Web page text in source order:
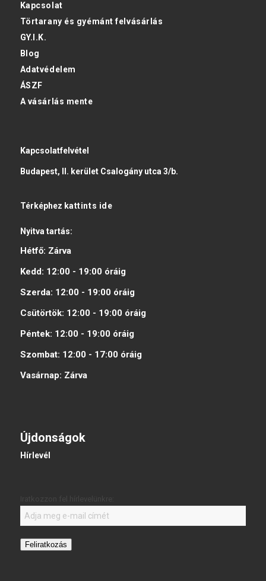
Kapcsolat
Törtarany és gyémánt felvásárlás
GY.I.K.
Blog
Adatvédelem
ÁSZF
A vásárlás mente
Kapcsolatfelvétel
Budapest, II. kerület Csalogány utca 3/b.
Térképhez kattints ide
Nyitva tartás:
Hétfő: Zárva
Kedd: 12:00 - 19:00 óráig
Szerda: 12:00 - 19:00 óráig
Csütörtök: 12:00 - 19:00 óráig
Péntek: 12:00 - 19:00 óráig
Szombat: 12:00 - 17:00 óráig
Vasárnap: Zárva
Újdonságok
Hírlevél
Feliratkozás